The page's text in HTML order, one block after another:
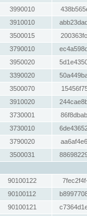
3990010
3910010
3500015
3790010
3950020
3390020
3500070
3910020
3730001
3730010
3790020
3500031
90100122
90100112
90100121